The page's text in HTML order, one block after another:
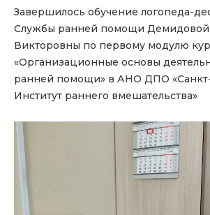
Завершилось обучение логопеда-
Службы ранней помощи
Викторовны по первому модулю
«Организационные основы
ранней помощи» в АНО ДПО
Институт раннего вмешательства»